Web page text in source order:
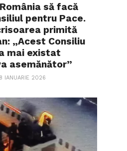
să facă
pentru Pace.
primită
„Acest Consiliu
mai existat
asemănător”
IANUARIE 2026